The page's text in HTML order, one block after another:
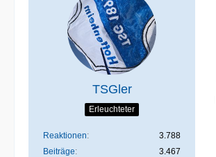
TSGler
Erleuchteter
Reaktionen
3.788
Beiträge
3.467